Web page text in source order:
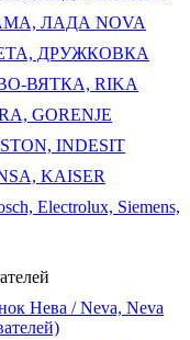
ЛАДА NOVA
ДРУЖКОВКА
ВЯТКА, RIKA
GORENJE
INDESIT
KAISER
Electrolux, Siemens,
Нева / Neva, Neva